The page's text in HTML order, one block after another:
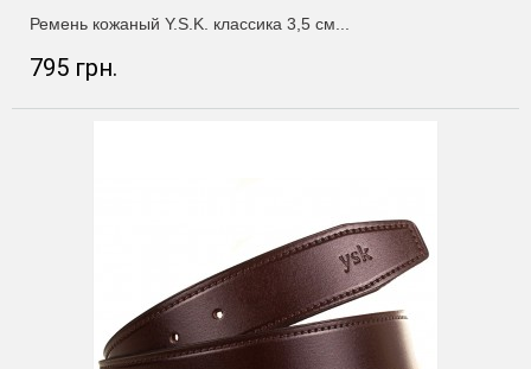
Ремень кожаный Y.S.K. классика 3,5 см...
795 грн.